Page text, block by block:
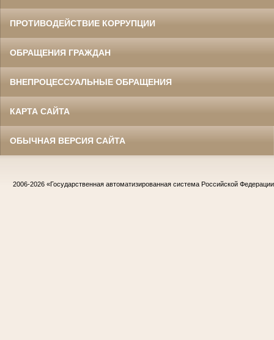
ПРОТИВОДЕЙСТВИЕ КОРРУПЦИИ
ОБРАЩЕНИЯ ГРАЖДАН
ВНЕПРОЦЕССУАЛЬНЫЕ ОБРАЩЕНИЯ
КАРТА САЙТА
ОБЫЧНАЯ ВЕРСИЯ САЙТА
2006-2026 «Государственная автоматизированная система Российской